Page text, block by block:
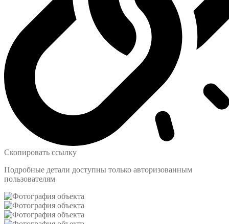
Скопировать ссылку
Подробные детали доступны только авторизованным
пользователям